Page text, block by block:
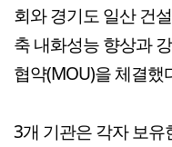
회와 경기도 일산 건
축 내화성능 향상과
협약(MOU)을 체결했
3개 기관은 각자 보유